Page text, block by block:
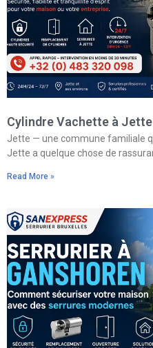
Cylindre Vachette à
Jette — une commune familiale
Jette a quelque chose de
Read More »